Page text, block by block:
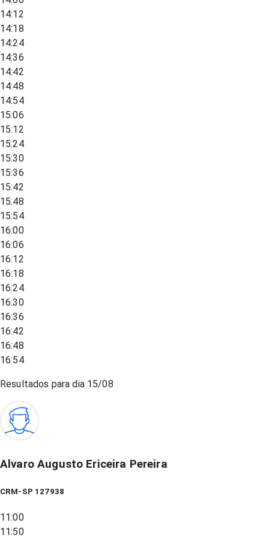
14:12
14:18
14:24
14:36
14:42
14:48
14:54
15:06
15:12
15:24
15:30
15:36
15:42
15:48
15:54
16:00
16:06
16:12
16:18
16:24
16:30
16:36
16:42
16:48
16:54
Resultados para dia 15/08
Alvaro Augusto Ericeira Pereira
CRM-SP 127938
11:00
11:50